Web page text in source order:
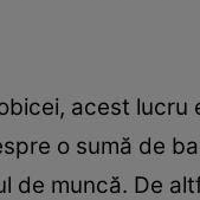
acest
o sumă de
de muncă. De